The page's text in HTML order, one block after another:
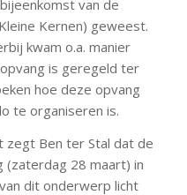
van de
Kernen) geweest.
kwam o.a. manier
is geregeld ter
hoe deze opvang
te organiseren is.
zegt Ben ter Stal dat de
(zaterdag 28 maart) in
dit onderwerp licht